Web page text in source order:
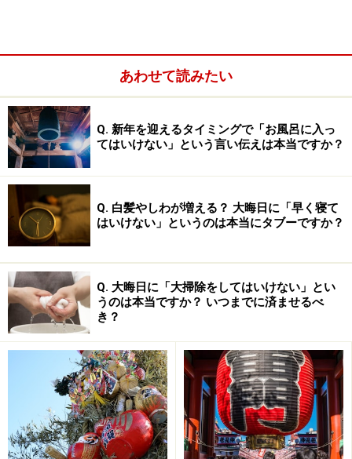
あわせて読みたい
Q. 新年を迎えるタイミングで「お風呂に入っ
てはいけない」という言い伝えは本当ですか？
Q. 白髪やしわが増える？ 大晦日に「早く寝て
はいけない」というのは本当にタブーですか？
Q. 大晦日に「大掃除をしてはいけない」とい
うのは本当ですか？ いつまでに済ませるべ
き？